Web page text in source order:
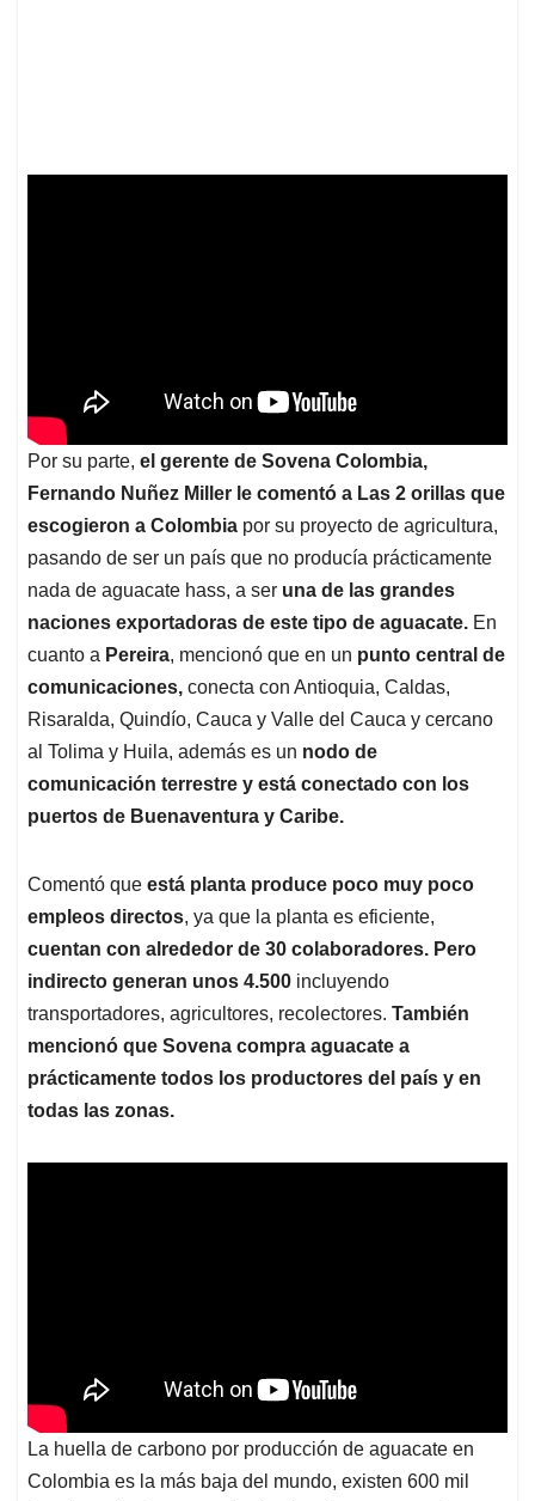
Por su parte, el gerente de Sovena Colombia,
Fernando Nuñez Miller le comentó a Las 2 orillas que
escogieron a Colombia por su proyecto de agricultura,
pasando de ser un país que no producía prácticamente
nada de aguacate hass, a ser una de las grandes
naciones exportadoras de este tipo de aguacate. En
cuanto a Pereira, mencionó que en un punto central de
comunicaciones, conecta con Antioquia, Caldas,
Risaralda, Quindío, Cauca y Valle del Cauca y cercano
al Tolima y Huila, además es un nodo de
comunicación terrestre y está conectado con los
puertos de Buenaventura y Caribe.
Comentó que está planta produce poco muy poco
empleos directos, ya que la planta es eficiente,
cuentan con alrededor de 30 colaboradores. Pero
indirecto generan unos 4.500 incluyendo
transportadores, agricultores, recolectores. También
mencionó que Sovena compra aguacate a
prácticamente todos los productores del país y en
todas las zonas.
La huella de carbono por producción de aguacate en
Colombia es la más baja del mundo, existen 600 mil